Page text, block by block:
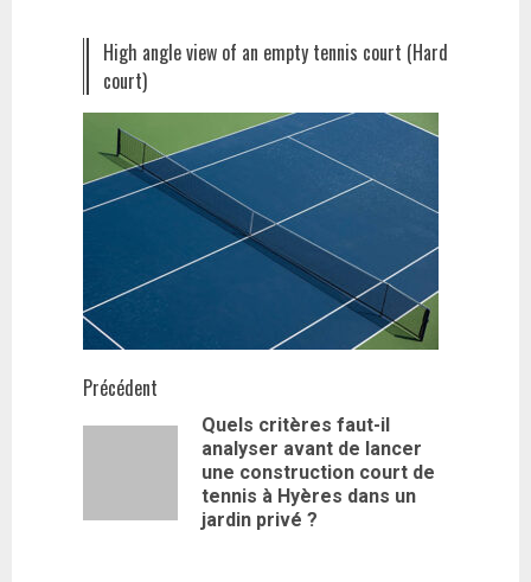
High angle view of an empty tennis court (Hard
court)
Navigation
d’article
Précédent
Quels critères faut-il
analyser avant de lancer
une construction court de
tennis à Hyères dans un
jardin privé ?